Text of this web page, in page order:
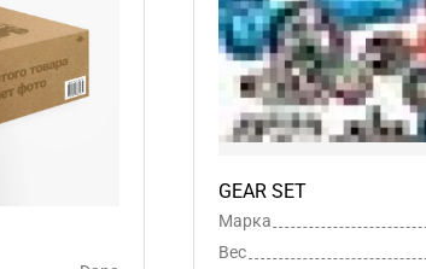
GEAR SET
Марка
Вес